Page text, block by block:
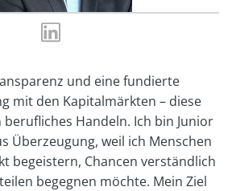
Jannick
Seidel
und eine fundierte
mit den Kapitalmärkten – diese
Handeln. Ich bin Junior
Überzeugung, weil ich Menschen
begeistern, Chancen verständlich
begegnen möchte. Mein Ziel